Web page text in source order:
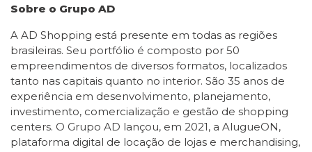
Sobre o Grupo AD
A AD Shopping está presente em todas as regiões
brasileiras. Seu portfólio é composto por 50
empreendimentos de diversos formatos, localizados
tanto nas capitais quanto no interior. São 35 anos de
experiência em desenvolvimento, planejamento,
investimento, comercialização e gestão de shopping
centers. O Grupo AD lançou, em 2021, a AlugueON,
plataforma digital de locação de lojas e merchandising,